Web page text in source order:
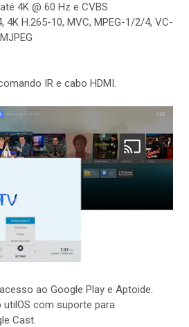
4K @ 60 Hz e CVBS
4K H.265-10, MVC, MPEG-1/2/4, VC-
IR e cabo HDMI.
ao Google Play e Aptoide.
com suporte para
Cast.